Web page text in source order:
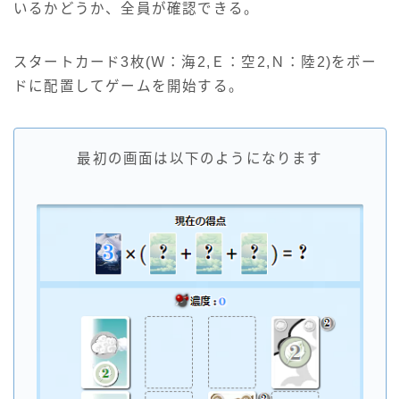
いるかどうか、全員が確認できる。
スタートカード3枚(Ｗ：海2,Ｅ：空2,Ｎ：陸2)をボー
ドに配置してゲームを開始する。
最初の画面は以下のようになります